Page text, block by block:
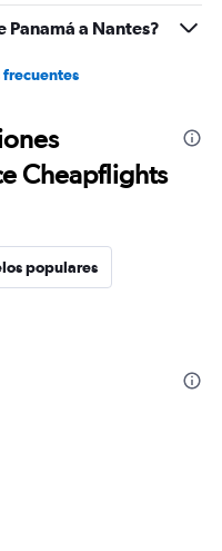
Panamá a Nantes?
frecuentes
Cheapflights
populares